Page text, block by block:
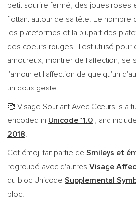
petit sourire fermé, des joues roses
flottant autour de sa tête. Le nombre
les plateformes et la plupart des
des coeurs rouges. Il est utilisé pour
amoureux, montrer de l'affection, se
l'amour et l'affection de quelqu'un
un doux geste.
🥰 Visage Souriant Avec Cœurs is a
encoded in Unicode 11.0 , and
2018.
Cet émoji fait partie de Smileys et
regroupé avec d'autres Visage
du bloc Unicode Supplemental
bloc.